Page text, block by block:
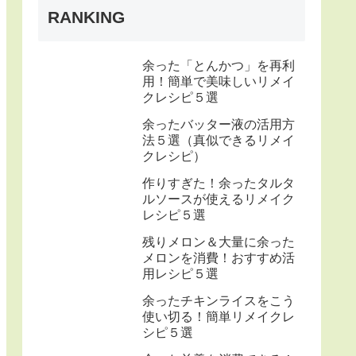
RANKING
余った「とんかつ」を再利
用！簡単で美味しいリメイ
クレシピ５選
余ったバッター液の活用方
法５選（真似できるリメイ
クレシピ）
作りすぎた！余ったタルタ
ルソースが使えるリメイク
レシピ５選
残りメロン＆大量に余った
メロンを消費！おすすめ活
用レシピ５選
余ったチキンライスをこう
使い切る！簡単リメイクレ
シピ５選